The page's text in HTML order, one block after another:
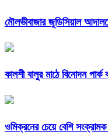
মৌলভীবাজার জুডিসিয়াল
কালশী বালুর মাঠে বিনোদন পার্ক
ওমিক্রনের চেয়ে বেশি সংক্রামক